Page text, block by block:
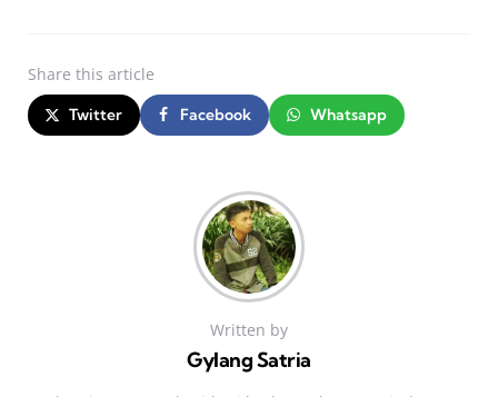
Share this article
Twitter Facebook Whatsapp
Written by
Gylang Satria